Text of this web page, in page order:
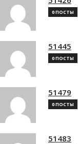
0 ПОСТЫ
51445
0 ПОСТЫ
51479
0 ПОСТЫ
51483